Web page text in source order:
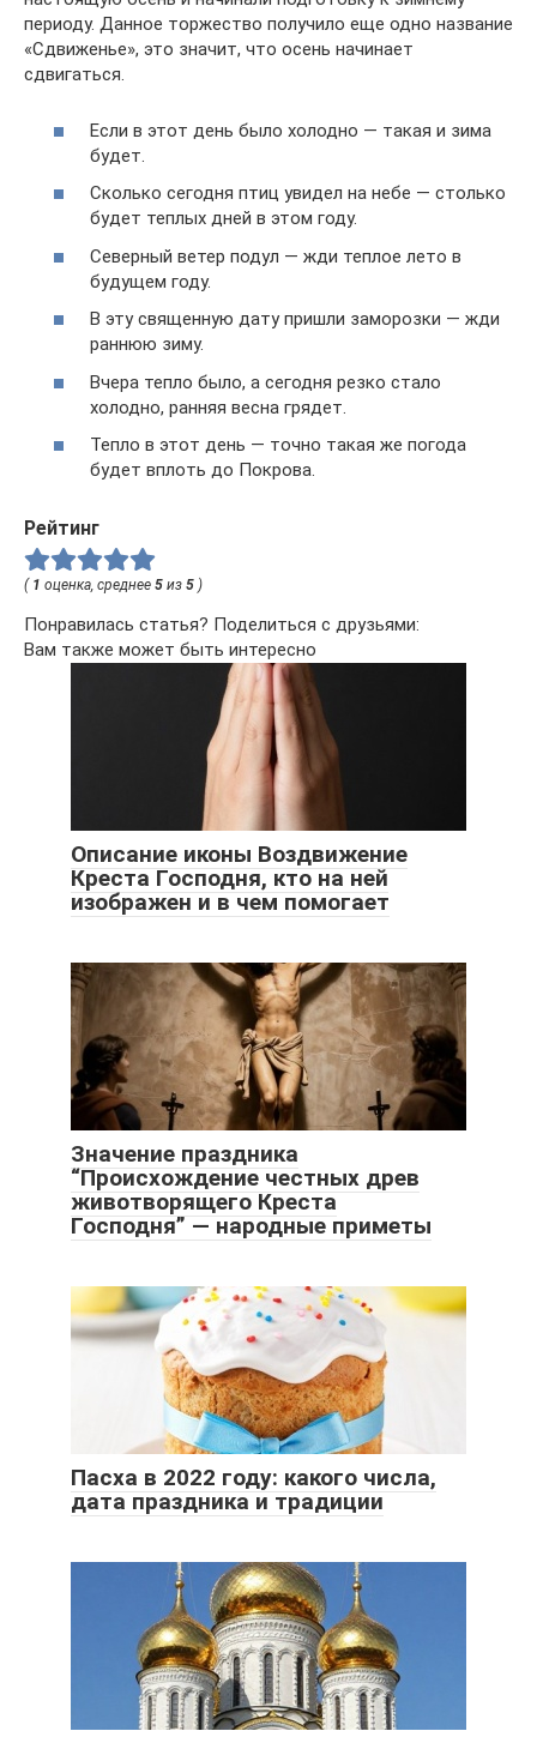
периоду. Данное торжество получило еще одно название
«Сдвиженье», это значит, что осень начинает
сдвигаться.
Если в этот день было холодно — такая и зима
будет.
Сколько сегодня птиц увидел на небе — столько
будет теплых дней в этом году.
Северный ветер подул — жди теплое лето в
будущем году.
В эту священную дату пришли заморозки — жди
раннюю зиму.
Вчера тепло было, а сегодня резко стало
холодно, ранняя весна грядет.
Тепло в этот день — точно такая же погода
будет вплоть до Покрова.
Рейтинг
( 1 оценка, среднее 5 из 5 )
Понравилась статья? Поделиться с друзьями:
Вам также может быть интересно
Описание иконы Воздвижение
Креста Господня, кто на ней
изображен и в чем помогает
Значение праздника
“Происхождение честных древ
животворящего Креста
Господня” — народные приметы
Пасха в 2022 году: какого числа,
дата праздника и традиции